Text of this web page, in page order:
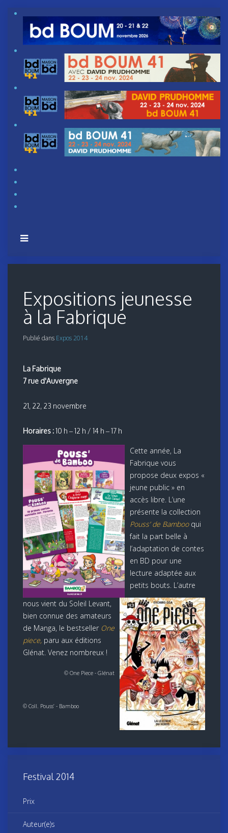
Expositions jeunesse
à la Fabrique
Publié dans Expos 2014
La Fabrique
7 rue d'Auvergne
21, 22, 23 novembre
Horaires :10 h – 12 h / 14 h – 17 h
Cette année, La
Fabrique vous
propose deux expos «
jeune public » en
accès libre. L’une
présente la collection
Pouss’ de Bambooqui
fait la part belle à
l’adaptation de contes
en BD pour une
lecture adaptée aux
petits bouts. L’autre
nous vient du Soleil Levant,
bien connue des amateurs
de Manga, le bestseller One
piece, paru aux éditions
Glénat. Venez nombreux !
© One Piece - Glénat
© Coll. Pouss’ - Bamboo
Festival 2014
Prix
Auteur(e)s